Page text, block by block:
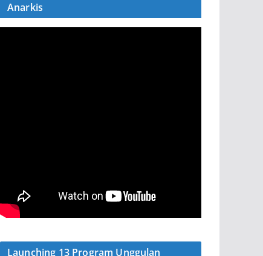
Anarkis
Launching 13 Program Unggulan